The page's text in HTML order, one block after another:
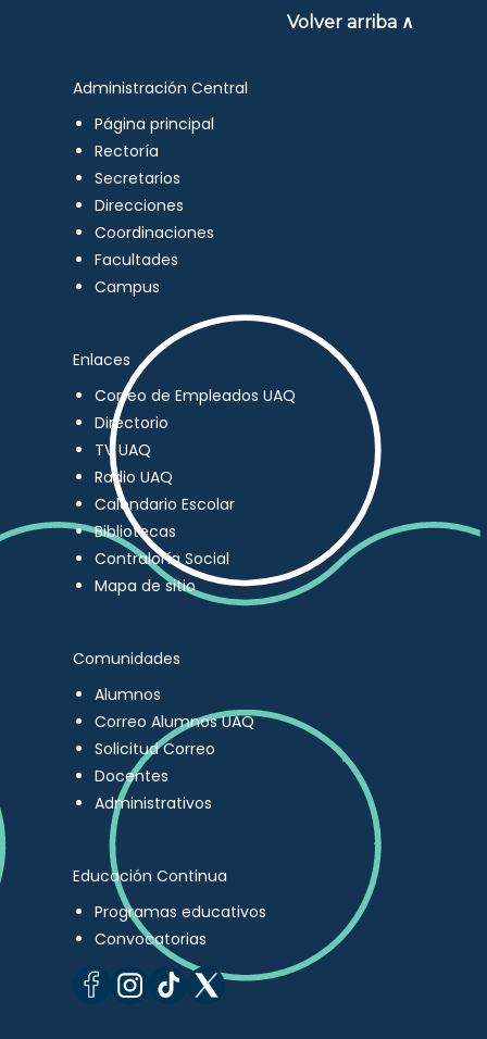
Volver arriba ∧
Administración Central
Página principal
Rectoría
Secretarios
Direcciones
Coordinaciones
Facultades
Campus
Enlaces
Correo de Empleados UAQ
Directorio
TV UAQ
Radio UAQ
Calendario Escolar
Bibliotecas
Contraloría Social
Mapa de sitio
Comunidades
Alumnos
Correo Alumnos UAQ
Solicitud Correo
Docentes
Administrativos
Educación Continua
Programas educativos
Convocatorias